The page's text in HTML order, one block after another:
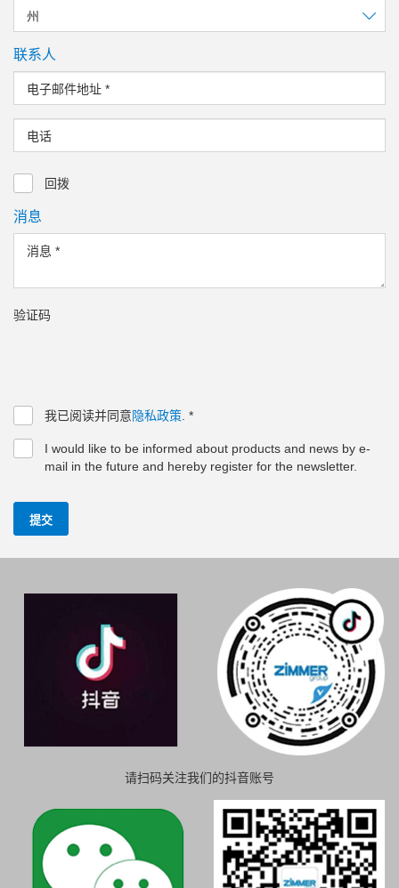
州
联系人
电子邮件地址 *
电话
回拨
消息
消息 *
验证码
我已阅读并同意隐私政策 *
I would like to be informed about products and news by e-
mail in the future and hereby register for the newsletter.
提交
请扫码关注我们的抖音账号